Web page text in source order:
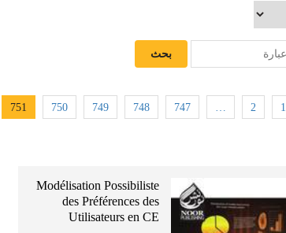
1
2
…
747
748
749
750
751
Modélisation Possibiliste
des Préférences des
Utilisateurs en CE